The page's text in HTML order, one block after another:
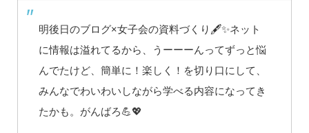
明後日のブログ×女子会の資料づくり🖋✨ネット
に情報は溢れてるから、うーーーんってずっと悩
んでたけど、簡単に！楽しく！を切り口にして、
みんなでわいわいしながら学べる内容になってき
たかも。がんばろ💪💖